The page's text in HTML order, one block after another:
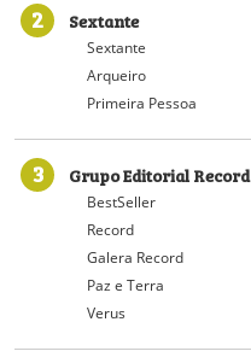
2 Sextante
Sextante
Arqueiro
Primeira Pessoa
3 Grupo Editorial Record
BestSeller
Record
Galera Record
Paz e Terra
Verus